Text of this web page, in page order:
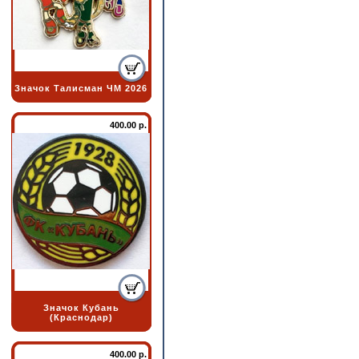
Значок Талисман ЧМ 2026
400.00 р.
Значок Кубань
(Краснодар)
400.00 р.